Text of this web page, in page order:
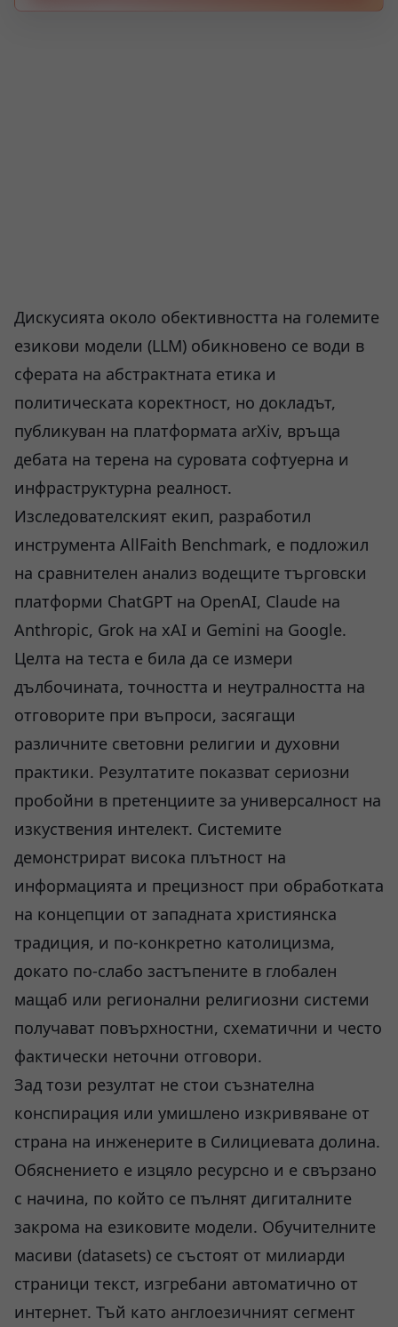
Дискусията около обективността на големите
езикови модели (LLM) обикновено се води в
сферата на абстрактната етика и
политическата коректност, но докладът,
публикуван на платформата arXiv, връща
дебата на терена на суровата софтуерна и
инфраструктурна реалност.
Изследователският екип, разработил
инструмента AllFaith Benchmark, е подложил
на сравнителен анализ водещите търговски
платформи ChatGPT на OpenAI, Claude на
Anthropic, Grok на xAI и Gemini на Google.
Целта на теста е била да се измери
дълбочината, точността и неутралността на
отговорите при въпроси, засягащи
различните световни религии и духовни
практики. Резултатите показват сериозни
пробойни в претенциите за универсалност на
изкуствения интелект. Системите
демонстрират висока плътност на
информацията и прецизност при обработката
на концепции от западната християнска
традиция, и по-конкретно католицизма,
докато по-слабо застъпените в глобален
мащаб или регионални религиозни системи
получават повърхностни, схематични и често
фактически неточни отговори.
Зад този резултат не стои съзнателна
конспирация или умишлено изкривяване от
страна на инженерите в Силициевата долина.
Обяснението е изцяло ресурсно и е свързано
с начина, по който се пълнят дигиталните
закрома на езиковите модели. Обучителните
масиви (datasets) се състоят от милиарди
страници текст, изгребани автоматично от
интернет. Тъй като англоезичният сегмент